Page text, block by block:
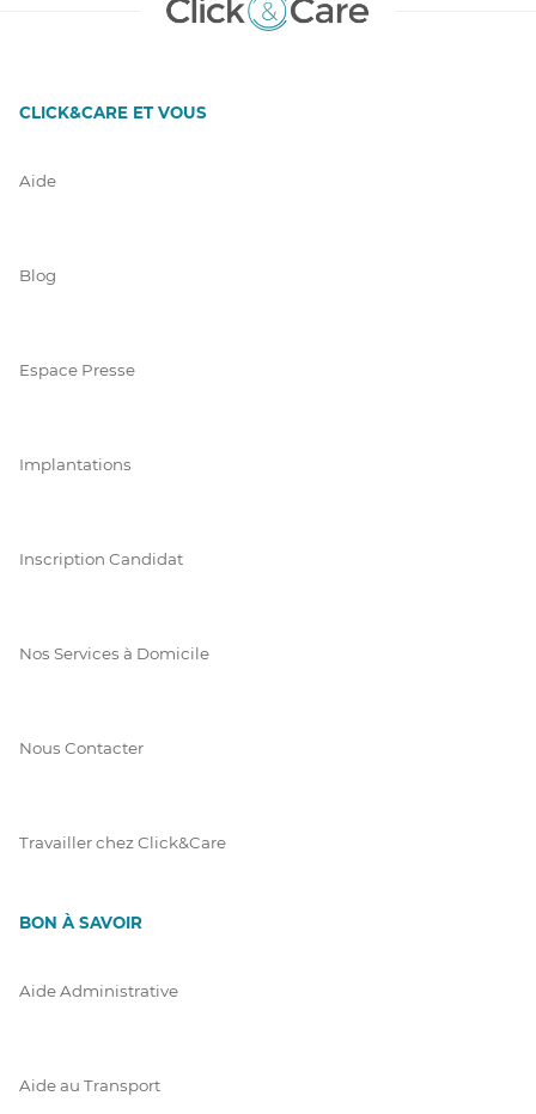
CLICK&CARE ET VOUS
Aide
Blog
Espace Presse
Implantations
Inscription Candidat
Nos Services à Domicile
Nous Contacter
Travailler chez Click&Care
BON À SAVOIR
Aide Administrative
Aide au Transport